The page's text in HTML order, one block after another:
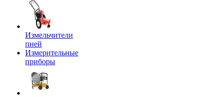
Измельчители
пней
Измерительные
приборы